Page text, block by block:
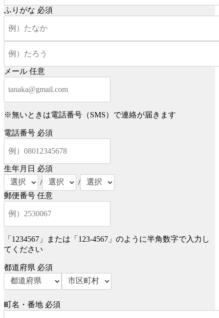
ふりがな 必須
メール 任意
※無いときは電話番号（SMS）で連絡が届きます
電話番号 必須
生年月日 必須
/
/
郵便番号 任意
「1234567」または「123-4567」のように半角数字で入力し
てください
都道府県 必須
町名・番地 必須